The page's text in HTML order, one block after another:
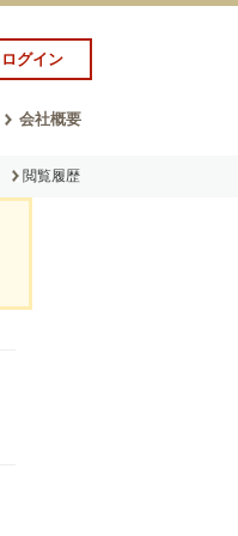
ログイン
会社概要
閲覧履歴